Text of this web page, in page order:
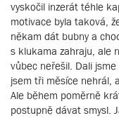
vyskočil inzerát téhle
motivace byla taková,
někam dát bubny a
s klukama zahraju, ale
vůbec neřešil. Dali
jsem tři měsíce nehrál,
Ale během poměrně
postupně dávat smysl.